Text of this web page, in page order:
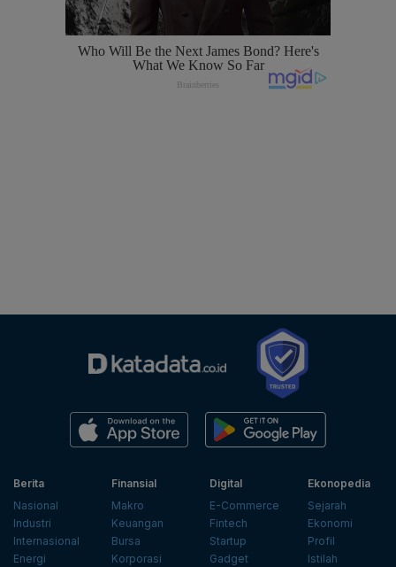
Berita
Nasional
Industri
Internasional
Energi
Finansial
Makro
Keuangan
Bursa
Korporasi
Digital
E-Commerce
Fintech
Startup
Gadget
Ekonopedia
Sejarah
Ekonomi
Profil
Istilah